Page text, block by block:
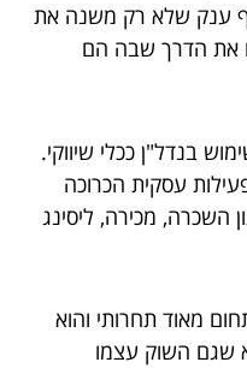
ענק שלא רק משנה את
את הדרך שבה הם
בנדל"ן ככלי שיווקי.
עסקית הכרוכה
השכרה, מכירה, ליסינג
מאוד תחרותי והוא
שגם השוק עצמו